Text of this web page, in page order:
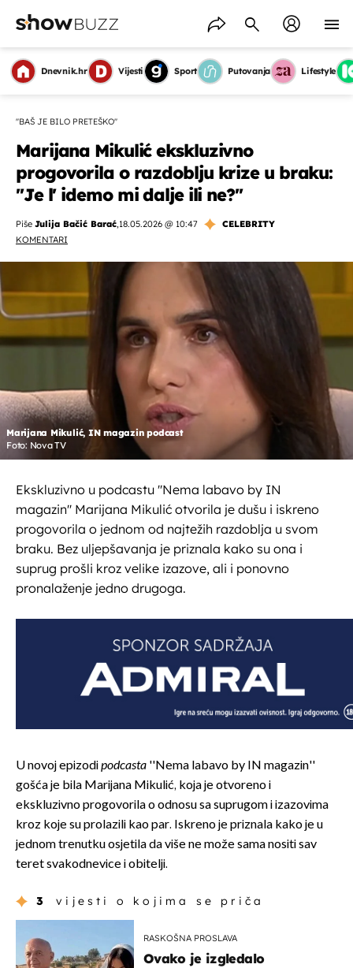
Dnevnik.hr Vijesti Sport Putovanja Lifestyle
''BAŠ JE BILO PRETEŠKO''
Marijana Mikulić ekskluzivno
progovorila o razdoblju krize u braku:
''Je l' idemo mi dalje ili ne?''
Piše Julija Bačić Barać,18.05.2026 @ 10:47
CELEBRITY
KOMENTARI
Marijana Mikulić, IN magazin podcast
Foto: Nova TV
Ekskluzivno u podcastu ''Nema labavo by IN
magazin'' Marijana Mikulić otvorila je dušu i iskreno
progovorila o jednom od najtežih razdoblja u svom
braku. Bez uljepšavanja je priznala kako su ona i
suprug prošli kroz velike izazove, ali i ponovno
pronalaženje jedno drugoga.
U novoj epizodipodcasta ''Nema labavo by IN magazin''
gošća je bila Marijana Mikulić, koja je otvoreno i
ekskluzivno progovorila o odnosu sa suprugom i izazovima
kroz koje su prolazili kao par. Iskreno je priznala kako je u
jednom trenutku osjetila da više ne može sama nositi sav
teret svakodnevice i obitelji.
3 vijesti o kojima se priča
RASKOŠNA PROSLAVA
Ovako je izgledalo
OMOGUĆI OBAVIJESTI